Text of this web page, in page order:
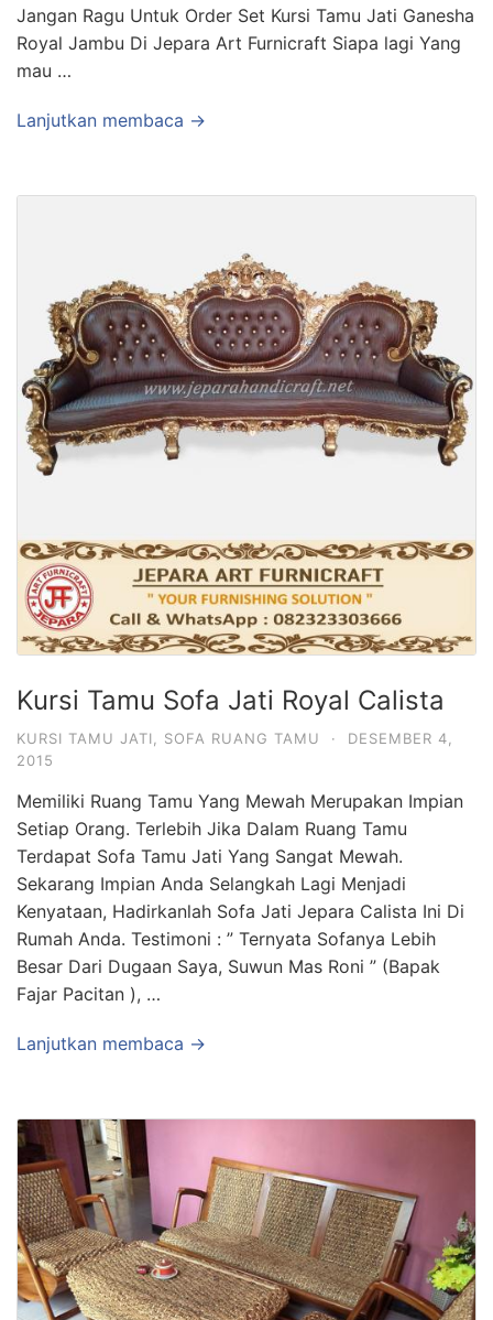
Jangan Ragu Untuk Order Set Kursi Tamu Jati Ganesha
Royal Jambu Di Jepara Art Furnicraft Siapa lagi Yang
mau …
Lanjutkan membaca →
Kursi Tamu Sofa Jati Royal Calista
KURSI TAMU JATI SOFA RUANG TAMU ·
DESEMBER 4,
2015
Memiliki Ruang Tamu Yang Mewah Merupakan Impian
Setiap Orang. Terlebih Jika Dalam Ruang Tamu
Terdapat Sofa Tamu Jati Yang Sangat Mewah.
Sekarang Impian Anda Selangkah Lagi Menjadi
Kenyataan, Hadirkanlah Sofa Jati Jepara Calista Ini Di
Rumah Anda. Testimoni : ” Ternyata Sofanya Lebih
Besar Dari Dugaan Saya, Suwun Mas Roni ” (Bapak
Fajar Pacitan ), …
Lanjutkan membaca →